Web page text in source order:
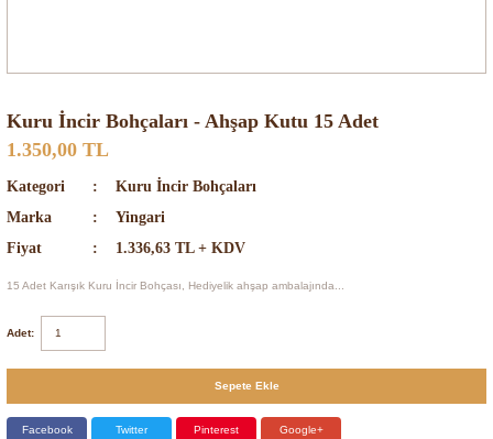
Kuru İncir Bohçaları - Ahşap Kutu 15 Adet
1.350,00 TL
Kategori
Kuru İncir Bohçaları
Marka
Yingari
Fiyat
1.336,63 TL + KDV
15 Adet Karışık Kuru İncir Bohçası, Hediyelik ahşap ambalajında...
Adet:
Sepete Ekle
Facebook Twitter Pinterest Google+